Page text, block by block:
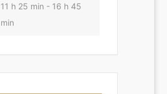
11 h 25 min - 16 h 45
min